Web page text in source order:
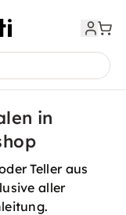
in
Teller aus
aller